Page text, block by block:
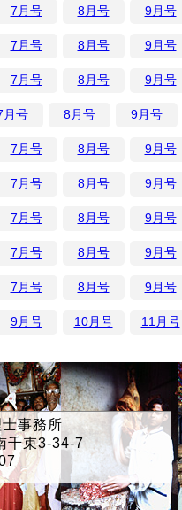
7月号 8月号 9月号
7月号 8月号 9月号
7月号 8月号 9月号
月号 8月号 9月号
7月号 8月号 9月号
7月号 8月号 9月号
7月号 8月号 9月号
7月号 8月号 9月号
7月号 8月号 9月号
9月号 10月号 11月号
事務所
千束3-34-7